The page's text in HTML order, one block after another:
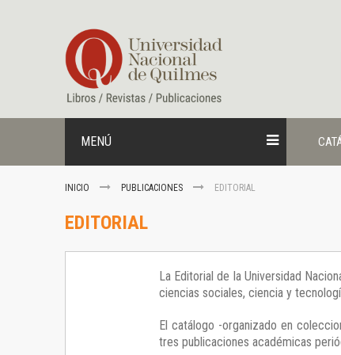
contenido
MENÚ
INICIO PUBLICACIONES EDITORIAL
EDITORIAL
La Editorial de la Universidad
ciencias sociales, ciencia y
El catálogo -organizado en
tres publicaciones académicas